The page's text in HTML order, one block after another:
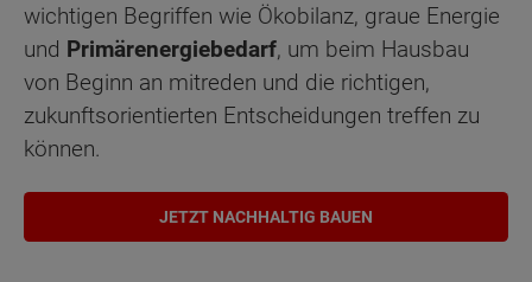
wichtigen Begriffen wie Ökobilanz, graue Energie
und Primärenergiebedarf, um beim Hausbau
von Beginn an mitreden und die richtigen,
zukunftsorientierten Entscheidungen treffen zu
können.
JETZT NACHHALTIG BAUEN